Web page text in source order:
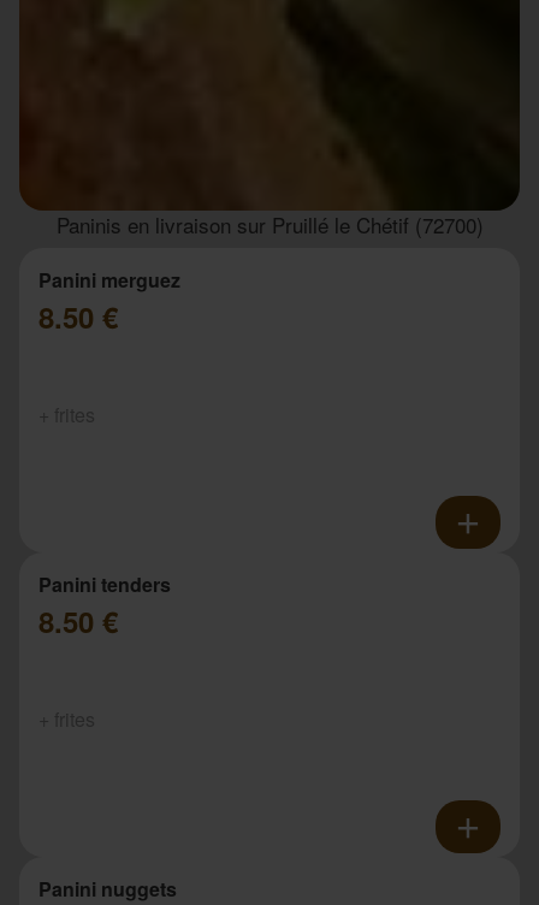
Paninis en livraison sur Pruillé le Chétif (72700)
Panini merguez
8.50 €
Panini tenders
8.50 €
Panini nuggets